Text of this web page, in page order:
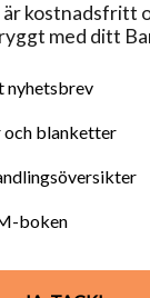
kostnadsfritt
med ditt
nyhetsbrev
blanketter
boken